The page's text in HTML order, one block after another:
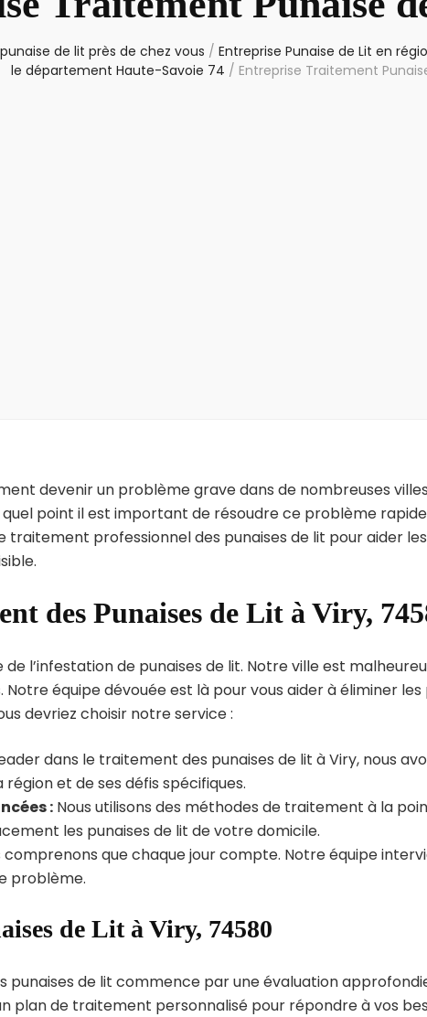
de lit près de chez vous / Entreprise Punaise de Lit en
le département Haute-Savoie 74 / Entreprise Traitement
devenir un problème grave dans de nombreuses
quel point il est important de résoudre ce problème
professionnel des punaises de lit pour aider
des Punaises de Lit à Viry,
de l’infestation de punaises de lit. Notre ville est
équipe dévouée est là pour vous aider à éliminer les
devriez choisir notre service :
dans le traitement des punaises de lit à Viry, nous
et de ses défis spécifiques.
: Nous utilisons des méthodes de traitement à la
les punaises de lit de votre domicile.
comprenons que chaque jour compte. Notre équipe
problème.
de Lit à Viry, 74580
punaises de lit commence par une évaluation
plan de traitement personnalisé pour répondre à vos